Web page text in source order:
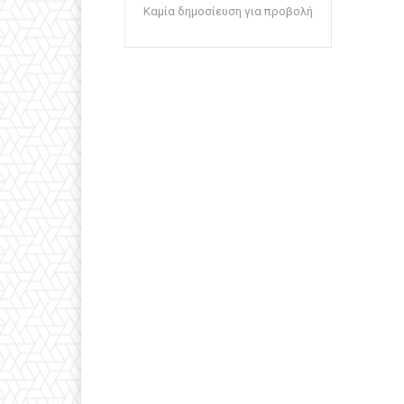
Καμία δημοσίευση για προβολή